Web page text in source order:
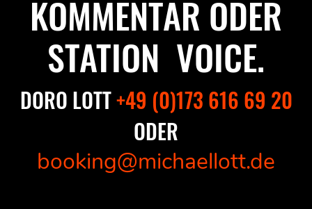
KOMMENTAR ODER
STATION VOICE.
DORO LOTT+49 (0)173 616 69 20
ODER
booking@michaellott.de